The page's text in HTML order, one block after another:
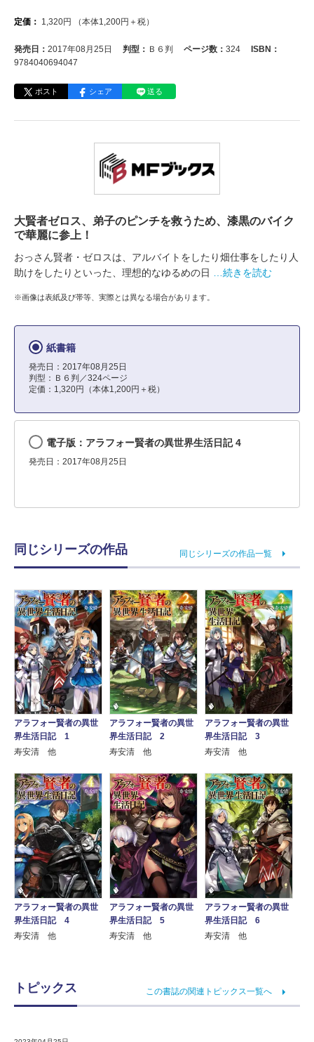
定価： 1,320円 （本体1,200円＋税）
発売日： 2017年08月25日 判型： Ｂ６判 ページ数： 324
ISBN：
9784040694047
ポスト シェア 送る
大賢者ゼロス、弟子のピンチを救うため、漆黒のバイク
で華麗に参上！
おっさん賢者・ゼロスは、アルバイトをしたり畑仕事をしたり人
助けをしたりといった、理想的なゆるめの日
…続きを読む
※画像は表紙及び帯等、実際とは異なる場合があります。
紙書籍
発売日：2017年08月25日
判型：Ｂ６判／324ページ
定価：1,320円（本体1,200円＋税）
電子版：アラフォー賢者の異世界生活日記 4
発売日：2017年08月25日
同じシリーズの作品 同じシリーズの作品一覧
アラフォー賢者の異世
界生活日記 1
寿安清 他
アラフォー賢者の異世
界生活日記 2
寿安清 他
アラフォー賢者の異世
界生活日記 3
寿安清 他
アラフォー賢者の異世
界生活日記 4
寿安清 他
アラフォー賢者の異世
界生活日記 5
寿安清 他
アラフォー賢者の異世
界生活日記 6
寿安清 他
トピックス この書誌の関連トピックス一覧へ